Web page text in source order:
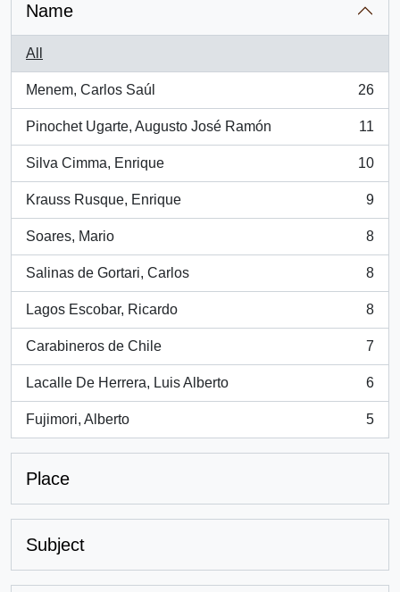
Name
All
Menem, Carlos Saúl
, 26 results
26
Pinochet Ugarte, Augusto José Ramón
, 11 results
11
Silva Cimma, Enrique
, 10 results
10
Krauss Rusque, Enrique
, 9 results
9
Soares, Mario
, 8 results
8
Salinas de Gortari, Carlos
, 8 results
8
Lagos Escobar, Ricardo
, 8 results
8
Carabineros de Chile
, 7 results
7
Lacalle De Herrera, Luis Alberto
, 6 results
6
Fujimori, Alberto
, 5 results
5
Place
Subject